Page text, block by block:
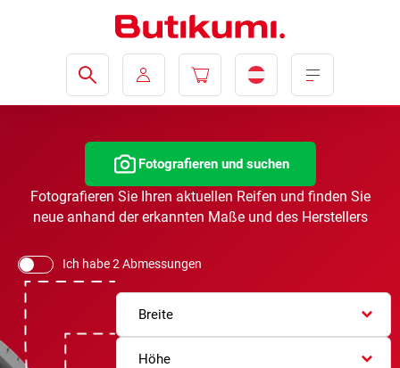
Fotografieren und suchen
Fotografieren Sie Ihren aktuellen Reifen und finden Sie
neue anhand der erkannten Maße und des Herstellers
Ich habe 2 Abmessungen
Breite
Höhe